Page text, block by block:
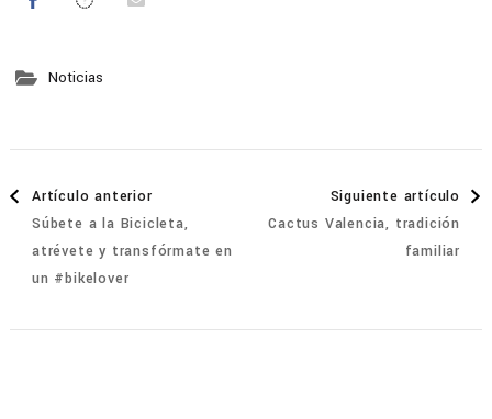
Noticias
Navegación
de
entradas
Artículo anterior
Súbete a la Bicicleta,
atrévete y transfórmate en
un #bikelover
Siguiente artículo
Cactus Valencia, tradición
familiar